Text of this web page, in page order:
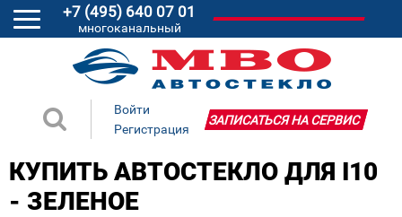
+7 (495) 640 07 01
многоканальный
Войти
Регистрация
ЗАПИСАТЬСЯ НА СЕРВИС
КУПИТЬ АВТОСТЕКЛО ДЛЯ I10
- ЗЕЛЕНОЕ